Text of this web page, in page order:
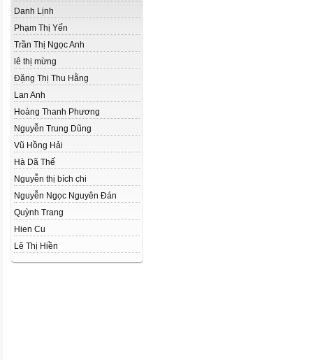
Danh Lịnh
Phạm Thị Yến
Trần Thị Ngọc Anh
lê thị mừng
Đặng Thị Thu Hằng
Lan Anh
Hoàng Thanh Phương
Nguyễn Trung Dũng
Vũ Hồng Hải
Hà Dã Thế
Nguyễn thị bích chi
Nguyễn Ngọc Nguyên Đán
Quỳnh Trang
Hien Cu
Lê Thị Hiền